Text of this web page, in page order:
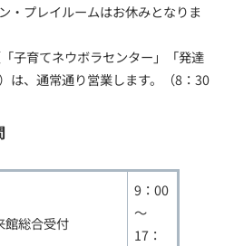
・プレイルームはお休みとなりま
子育てネウボラセンター」「発達
は、通常通り営業します。（8：30
館総合受付
9：00
～
17：